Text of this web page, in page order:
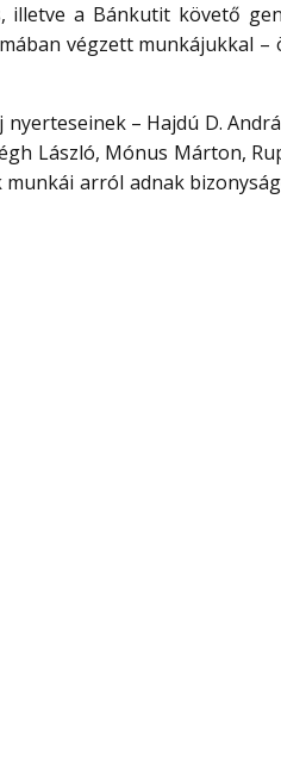
a Bánkutit követő
végzett munkájukkal
– Hajdú D.
László, Mónus Márton,
arról adnak